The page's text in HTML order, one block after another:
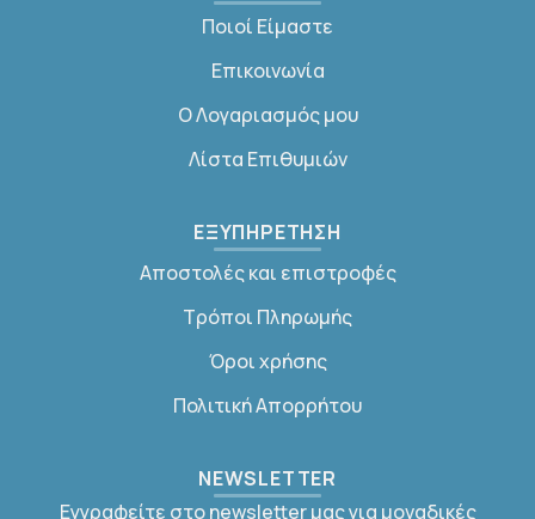
Ποιοί Είμαστε
Επικοινωνία
Ο Λογαριασμός μου
Λίστα Επιθυμιών
ΕΞΥΠΗΡΕΤΗΣΗ
Αποστολές και επιστροφές
Τρόποι Πληρωμής
Όροι χρήσης
Πολιτική Απορρήτου
NEWSLETTER
Εγγραφείτε στο newsletter μας για μοναδικές